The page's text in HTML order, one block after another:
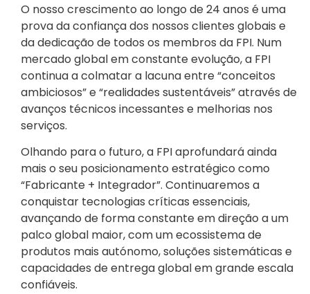
O nosso crescimento ao longo de 24 anos é uma
prova da confiança dos nossos clientes globais e
da dedicação de todos os membros da FPI. Num
mercado global em constante evolução, a FPI
continua a colmatar a lacuna entre “conceitos
ambiciosos” e “realidades sustentáveis” através de
avanços técnicos incessantes e melhorias nos
serviços.
Olhando para o futuro, a FPI aprofundará ainda
mais o seu posicionamento estratégico como
“Fabricante + Integrador”. Continuaremos a
conquistar tecnologias críticas essenciais,
avançando de forma constante em direção a um
palco global maior, com um ecossistema de
produtos mais autónomo, soluções sistemáticas e
capacidades de entrega global em grande escala
confiáveis.